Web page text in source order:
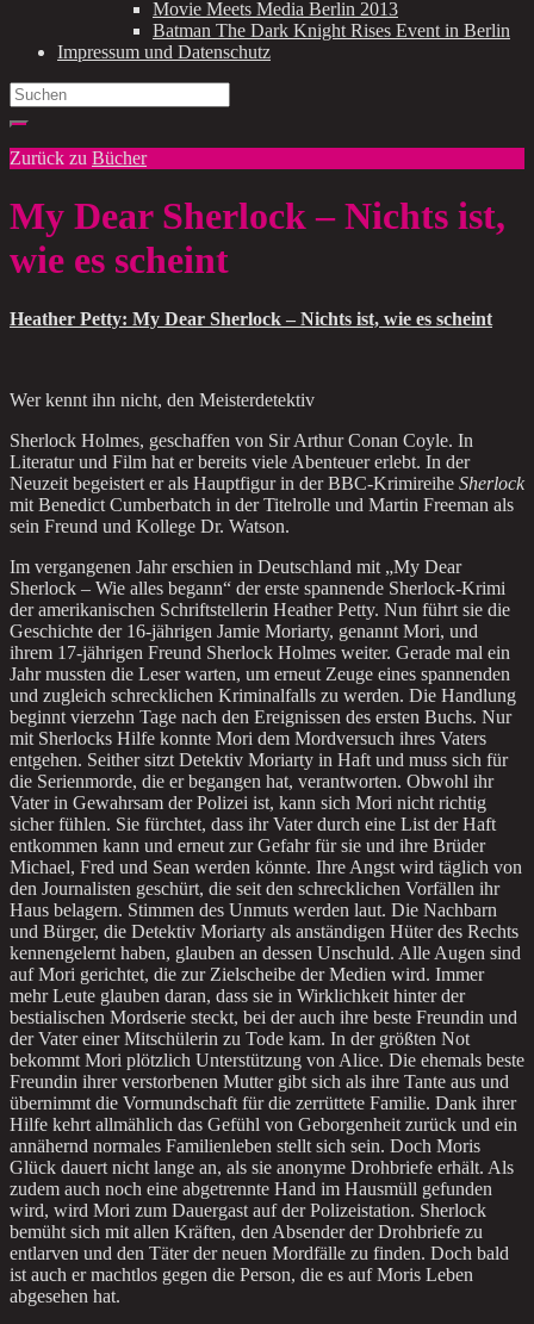
Movie Meets Media Berlin 2013
Batman The Dark Knight Rises Event in Berlin
Impressum und Datenschutz
Search
for:
Zurück zu Bücher
My Dear Sherlock – Nichts ist,
wie es scheint
Heather Petty: My Dear Sherlock – Nichts ist, wie es scheint
Wer kennt ihn nicht, den Meisterdetektiv
Sherlock Holmes, geschaffen von Sir Arthur Conan Coyle. In
Literatur und Film hat er bereits viele Abenteuer erlebt. In der
Neuzeit begeistert er als Hauptfigur in der BBC-Krimireihe Sherlock
mit Benedict Cumberbatch in der Titelrolle und Martin Freeman als
sein Freund und Kollege Dr. Watson.
Im vergangenen Jahr erschien in Deutschland mit „My Dear
Sherlock – Wie alles begann“ der erste spannende Sherlock-Krimi
der amerikanischen Schriftstellerin Heather Petty. Nun führt sie die
Geschichte der 16-jährigen Jamie Moriarty, genannt Mori, und
ihrem 17-jährigen Freund Sherlock Holmes weiter. Gerade mal ein
Jahr mussten die Leser warten, um erneut Zeuge eines spannenden
und zugleich schrecklichen Kriminalfalls zu werden. Die Handlung
beginnt vierzehn Tage nach den Ereignissen des ersten Buchs. Nur
mit Sherlocks Hilfe konnte Mori dem Mordversuch ihres Vaters
entgehen. Seither sitzt Detektiv Moriarty in Haft und muss sich für
die Serienmorde, die er begangen hat, verantworten. Obwohl ihr
Vater in Gewahrsam der Polizei ist, kann sich Mori nicht richtig
sicher fühlen. Sie fürchtet, dass ihr Vater durch eine List der Haft
entkommen kann und erneut zur Gefahr für sie und ihre Brüder
Michael, Fred und Sean werden könnte. Ihre Angst wird täglich von
den Journalisten geschürt, die seit den schrecklichen Vorfällen ihr
Haus belagern. Stimmen des Unmuts werden laut. Die Nachbarn
und Bürger, die Detektiv Moriarty als anständigen Hüter des Rechts
kennengelernt haben, glauben an dessen Unschuld. Alle Augen sind
auf Mori gerichtet, die zur Zielscheibe der Medien wird. Immer
mehr Leute glauben daran, dass sie in Wirklichkeit hinter der
bestialischen Mordserie steckt, bei der auch ihre beste Freundin und
der Vater einer Mitschülerin zu Tode kam. In der größten Not
bekommt Mori plötzlich Unterstützung von Alice. Die ehemals beste
Freundin ihrer verstorbenen Mutter gibt sich als ihre Tante aus und
übernimmt die Vormundschaft für die zerrüttete Familie. Dank ihrer
Hilfe kehrt allmählich das Gefühl von Geborgenheit zurück und ein
annähernd normales Familienleben stellt sich sein. Doch Moris
Glück dauert nicht lange an, als sie anonyme Drohbriefe erhält. Als
zudem auch noch eine abgetrennte Hand im Hausmüll gefunden
wird, wird Mori zum Dauergast auf der Polizeistation. Sherlock
bemüht sich mit allen Kräften, den Absender der Drohbriefe zu
entlarven und den Täter der neuen Mordfälle zu finden. Doch bald
ist auch er machtlos gegen die Person, die es auf Moris Leben
abgesehen hat.